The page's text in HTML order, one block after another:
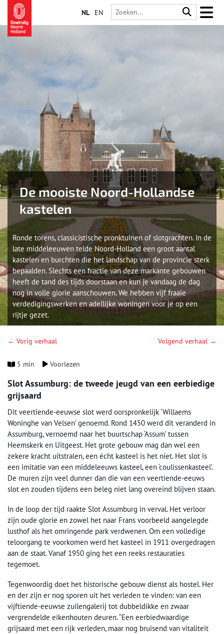
NL EN
De mooiste Noord-Hollandse
kastelen
Ronde torens, classicistische pronktuinen of slotgrachten. In de
late middeleeuwen telde Noord-Holland een groot aantal
kastelen en burchten die het landschap van de provincie sterk
bepaalden. Slechts een fractie van deze markante gebouwen
heeft de tand des tijds doorstaan en kun je vandaag de dag
nog in volle glorie aanschouwen. We hebben vijf fraaie
verdedigingswerken en adellijke woningen voor je op een
rijtje gezet.
← Vorig verhaal Volgend verhaal →
5 min Voorlezen
Slot Assumburg: de tweede jeugd van een eerbiedige
grijsaard
Dit veertiende-eeuwse slot werd oorspronkelijk ‘Willaems
Woninghe van Velsen’ genoemd. Rond 1450 werd dit veranderd in
Assumburg, vernoemd naar het buurtschap ‘Assum’ tussen
Heemskerk en Uitgeest. Het grote gebouw mag dan wel een
zekere kracht uitstralen, een écht kasteel is het niet. Het slot is
een imitatie van een middeleeuws kasteel, een ‘coulissenkasteel’.
De muren zijn veel dunner dan die van een veertiende-eeuws
slot en zouden tijdens een beleg niet lang overeind blijven staan.
In de loop der tijd raakte Slot Assumburg in verval. Het verloor
zijn oude glorie en zowel het naar Frans voorbeeld aangelegde
lusthof als het omringende park verdwenen. Om een volledige
teloorgang te voorkomen werd het kasteel in 1911 overgedragen
aan de staat. Vanaf 1950 ging het een reeks restauraties
tegemoet.
Tegenwoordig doet het historische gebouw dienst als hostel. Her
en der zijn er nog sporen uit het verleden te vinden: van een
vijftiende-eeuwse zuilengalerij tot dubbeldikke en zwaar
vergrendelde eikenhouten deuren. “Een eerbiedwaardige
grijsaard met een rijk verleden, maar nog bruisend van vitaliteit